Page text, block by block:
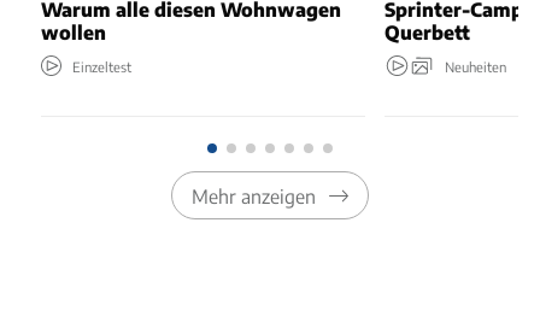
Warum alle diesen Wohnwagen
wollen
Einzeltest
Sprinter-
Querbett
Neuheiten
Mehr anzeigen